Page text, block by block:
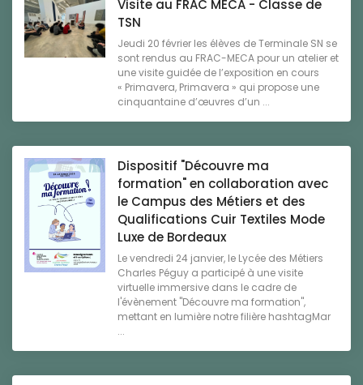
Visite au FRAC MECA - Classe de
TSN
Jeudi 20 février les élèves de Terminale SN se
sont rendus au FRAC-MECA pour un atelier et
une visite guidée de l’exposition en cours
« Primavera, Primavera » qui propose une
cinquantaine d’œuvres d’un ...
Dispositif "Découvre ma
formation" en collaboration avec
le Campus des Métiers et des
Qualifications Cuir Textiles Mode
Luxe de Bordeaux
Le vendredi 24 janvier, le Lycée des Métiers
Charles Péguy a participé à une visite
virtuelle immersive dans le cadre de
l'évènement "Découvre ma formation",
mettant en lumière notre filière hashtagMar
...